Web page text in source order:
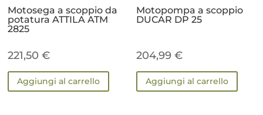
Motosega a scoppio da
potatura ATTILA ATM
2825
221,50€
Aggiungi al carrello
Motopompa a scoppio
DUCAR DP 25
204,99€
Aggiungi al carrello